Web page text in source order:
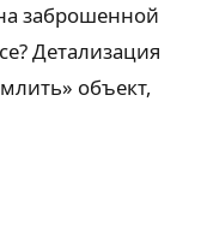
заброшенной
Детализация
объект,